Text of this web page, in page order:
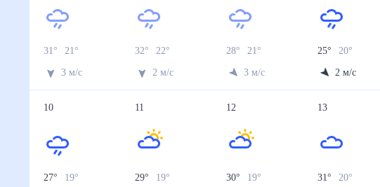
31° 21°
3 м/с
32° 22°
2 м/с
28° 21°
3 м/с
25° 20
2 м/с
10
27° 19°
11
29° 19°
12
30° 19°
13
31° 20°